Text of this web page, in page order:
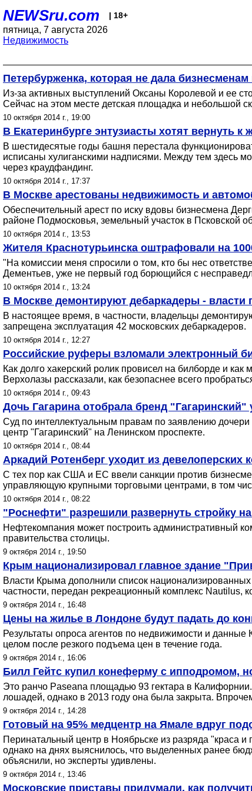
NEWSru.com | 18+
пятница, 7 августа 2026
Недвижимость
Петербурженка, которая не дала
Из-за активных выступлений Оксаны Королевой и ее
Сейчас на этом месте детская площадка и небольшой
10 октября 2014 г., 19:00
В Екатеринбурге энтузиасты хотят вернуть
В шестидесятые годы башня перестала
исписаны хулиганскими надписями. Между тем здесь
через краудфандинг.
10 октября 2014 г., 17:37
В Москве арестованы недвижимость и
Обеспечительный арест по иску вдовы бизнесмена
районе Подмосковья, земельный участок в Псковской
10 октября 2014 г., 13:53
Жителя Краснотурьинска оштрафовали на
"На комиссии меня спросили о том, кто бы нес
Дементьев, уже не первый год борющийся с
10 октября 2014 г., 13:24
В Москве демонтируют дебаркадеры -
В настоящее время, в частности, владельцы
запрещена эксплуатация 42 московских дебаркадеров.
10 октября 2014 г., 12:27
Российские руферы взломали электронный
Как долго хакерский ролик провисел на билборде и
Верхолазы рассказали, как безопаснее всего
10 октября 2014 г., 09:43
Дочь Гагарина отобрала бренд
Суд по интеллектуальным правам по заявлению
центр "Гагаринский" на Ленинском проспекте.
10 октября 2014 г., 08:44
Аркадий Ротенберг уходит из девелоперских
С тех пор как США и ЕС ввели санкции против
управляющую крупными торговыми центрами, в том
10 октября 2014 г., 08:22
"Роснефти" разрешили развернуть стройку
Нефтекомпания может построить административный
правительства столицы.
9 октября 2014 г., 19:50
Крым национализировал главное здание
Власти Крыма дополнили список
частности, передан рекреационный комплекс
9 октября 2014 г., 16:48
Цены на жилье в Лондоне будут падать до
Результаты опроса агентов по недвижимости и
целом после резкого подъема цен в течение года.
9 октября 2014 г., 16:06
Билл Гейтс купил конеферму с ипподромом,
Это ранчо Paseana площадью 93 гектара в
лошадей, однако в 2013 году она была закрыта.
9 октября 2014 г., 14:28
Готовый на 95% медцентр на Ямале вдруг
Перинатальный центр в Ноябрьске из разряда "краса
однако на днях выяснилось, что выделенных ранее
объяснили, но эксперты удивлены.
9 октября 2014 г., 13:46
Московские приставы придумали, как